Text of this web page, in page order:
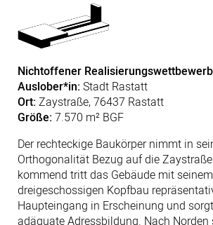
Nichtoffener
Auslober*in:Stadt Rastatt
Ort:Zaystraße,76437 Rastatt
Größe:7.570 m² BGF
Der rechteckige Baukörper nimmt in
Orthogonalität Bezug auf die
kommend tritt das Gebäude mit seinem
dreigeschossigen Kopfbau
Haupteingang in Erscheinung und
adäquate Adressbildung. Nach